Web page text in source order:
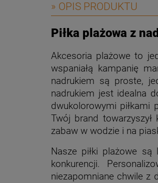
» OPIS PRODUKTU
Piłka plażowa z
Akcesoria plażowe to
wspaniałą kampanię
nadrukiem są proste,
nadrukiem jest idealna
dwukolorowymi piłkami
Twój brand
zabaw w wodzie i na
Nasze piłki plażowe
konkurencji.
niezapomniane chwile z